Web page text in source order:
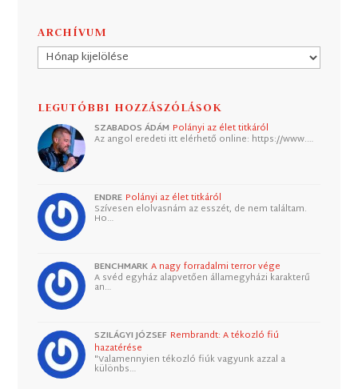
ARCHÍVUM
Archívum
LEGUTÓBBI HOZZÁSZÓLÁSOK
SZABADOS ÁDÁM Polányi az élet titkáról
Az angol eredeti itt elérhető online: https://www.…
ENDRE Polányi az élet titkáról
Szívesen elolvasnám az esszét, de nem találtam.
Ho…
BENCHMARK A nagy forradalmi terror vége
A svéd egyház alapvetően államegyházi karakterű
an…
SZILÁGYI JÓZSEF Rembrandt: A tékozló fiú
hazatérése
"Valamennyien tékozló fiúk vagyunk azzal a
különbs…